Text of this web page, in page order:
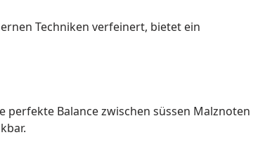
Techniken verfeinert, bietet ein
perfekte Balance zwischen süssen Malznoten